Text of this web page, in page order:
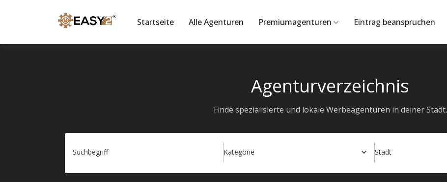
Startseite Alle Agenturen Premiumagenturen Eintrag beanspruchen
Agenturverzeichnis
Finde spezialisierte und lokale Werbeagenturen in deiner Stadt.
Suchbegriff Kategorie Stadt